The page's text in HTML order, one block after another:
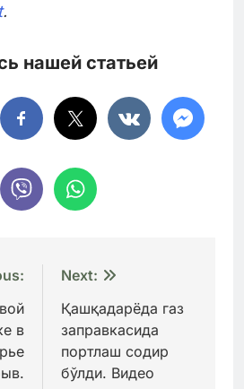
.
нашей статьей
в
Next:
Қашқадарёда газ
заправкасида
портлаш содир
бўлди. Видео